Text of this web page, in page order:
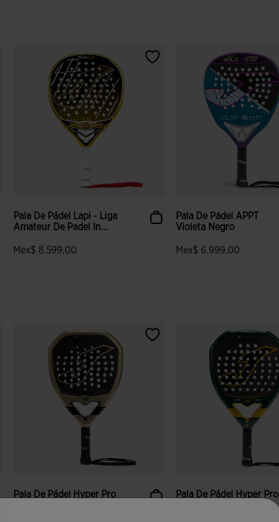
Pala De Pádel Lapi - Liga
Amateur De Padel In...
Mex$ 8.599,00
Pala De Pádel APPT
Violeta Negro
Mex$ 6.999,00
Pala De Pádel Hyper Pro
Pala De Pádel Hyper Pro